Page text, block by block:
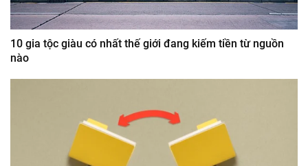
10 gia tộc giàu có nhất thế giới đang kiếm tiền từ nguồn
nào